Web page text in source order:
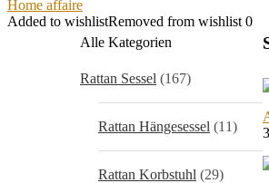
Home affaire
Added to wishlistRemoved from wishlist 0
Alle Kategorien
Rattan Sessel (167)
Rattan Hängesessel (11)
Rattan Korbstuhl (29)